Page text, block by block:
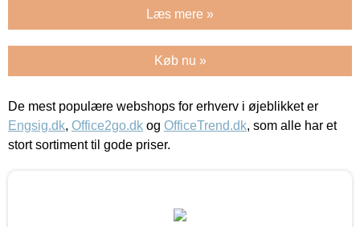
Læs mere »
Køb nu »
De mest populære webshops for erhverv i øjeblikket er
Engsig.dk, Office2go.dk og OfficeTrend.dk, som alle har et
stort sortiment til gode priser.